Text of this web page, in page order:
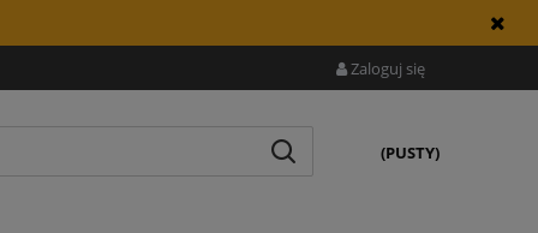
Zaloguj się
(PUSTY)